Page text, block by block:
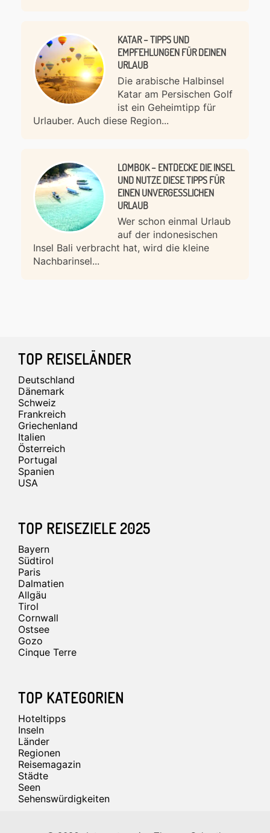
KATAR – TIPPS UND
EMPFEHLUNGEN FÜR DEINEN
URLAUB
Die arabische Halbinsel
Katar am Persischen Golf
ist ein Geheimtipp für
Urlauber. Auch diese Region...
LOMBOK – ENTDECKE DIE INSEL
UND NUTZE DIESE TIPPS FÜR
EINEN UNVERGESSLICHEN
URLAUB
Wer schon einmal Urlaub
auf der indonesischen
Insel Bali verbracht hat, wird die kleine
Nachbarinsel...
Footer
TOP REISELÄNDER
Deutschland
Dänemark
Schweiz
Frankreich
Griechenland
Italien
Österreich
Portugal
Spanien
USA
TOP REISEZIELE 2025
Bayern
Südtirol
Paris
Dalmatien
Allgäu
Tirol
Cornwall
Ostsee
Gozo
Cinque Terre
TOP KATEGORIEN
Hoteltipps
Inseln
Länder
Regionen
Reisemagazin
Städte
Seen
Sehenswürdigkeiten